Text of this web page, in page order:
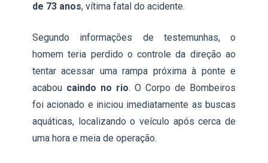
de 73 anos, vítima fatal do acidente.
Segundo informações de testemunhas, o
homem teria perdido o controle da direção ao
tentar acessar uma rampa próxima à ponte e
acabou caindo no rio. O Corpo de Bombeiros
foi acionado e iniciou imediatamente as buscas
aquáticas, localizando o veículo após cerca de
uma hora e meia de operação.